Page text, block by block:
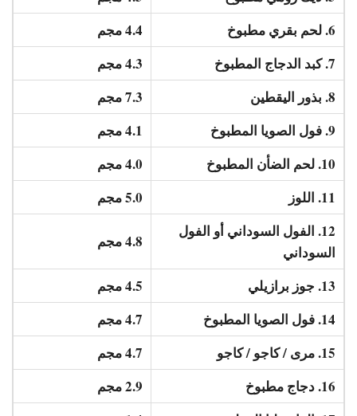
6. لحم بقري مطبوخ
4.4 مجم
7. كبد الدجاج المطبوخ
4.3 مجم
8. بذور اليقطين
7.3 مجم
9. فول الصويا المطبوخ
4.1 مجم
10. لحم الضأن المطبوخ
4.0 مجم
11. اللوز
5.0 مجم
12. الفول السوداني أو الفول
السوداني
4.8 مجم
13. جوز برازيلي
4.5 مجم
14. فول الصويا المطبوخ
4.7 مجم
15. مرى / كاجو / كاجو
4.7 مجم
16. دجاج مطبوخ
2.9 مجم